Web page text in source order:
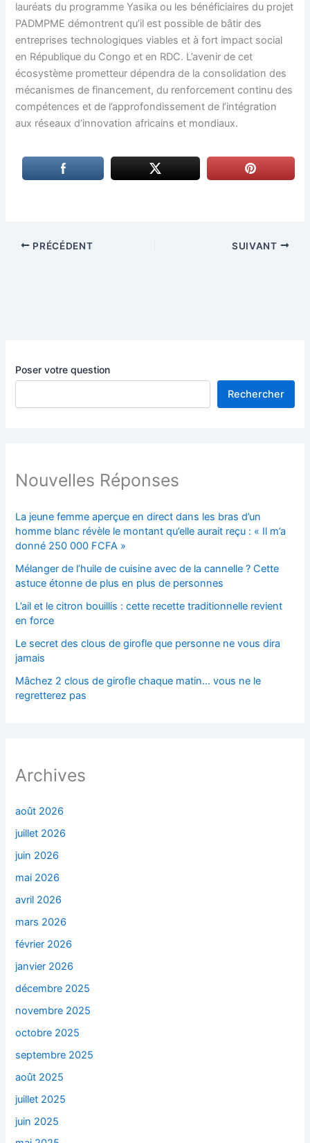
Poser votre question
Rechercher
Nouvelles Réponses
La jeune femme aperçue en direct dans les bras d’un
homme blanc révèle le montant qu’elle aurait reçu : « Il m’a
donné 250 000 FCFA »
Mélanger de l’huile de cuisine avec de la cannelle ? Cette
astuce étonne de plus en plus de personnes
L’ail et le citron bouillis : cette recette traditionnelle revient
en force
Le secret des clous de girofle que personne ne vous dira
jamais
Mâchez 2 clous de girofle chaque matin… vous ne le
regretterez pas
Archives
août 2026
juillet 2026
juin 2026
mai 2026
avril 2026
mars 2026
février 2026
janvier 2026
décembre 2025
novembre 2025
octobre 2025
septembre 2025
août 2025
juillet 2025
juin 2025
lauréats du programme Yasika ou les bénéficiaires du projet
PADMPME démontrent qu’il est possible de bâtir des
entreprises technologiques viables et à fort impact social
en République du Congo et en RDC. L’avenir de cet
écosystème prometteur dépendra de la consolidation des
mécanismes de financement, du renforcement continu des
compétences et de l’approfondissement de l’intégration
aux réseaux d’innovation africains et mondiaux.
PRÉCÉDENT SUIVANT